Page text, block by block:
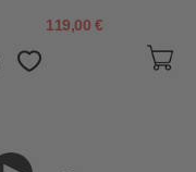
119,00 €